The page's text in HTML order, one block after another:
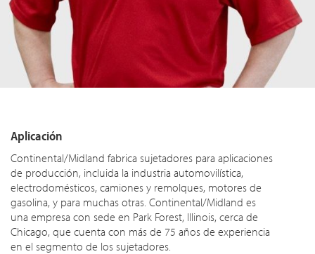
Aplicación
Continental/Midland fabrica sujetadores para aplicaciones
de producción, incluida la industria automovilística,
electrodomésticos, camiones y remolques, motores de
gasolina, y para muchas otras. Continental/Midland es
una empresa con sede en Park Forest, Illinois, cerca de
Chicago, que cuenta con más de 75 años de experiencia
en el segmento de los sujetadores.